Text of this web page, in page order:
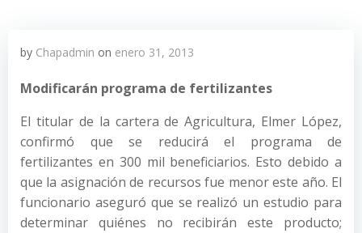
by Chapadmin on enero 31, 2013
Modificarán programa de fertilizantes
El titular de la cartera de Agricultura, Elmer López,
confirmó que se reducirá el programa de
fertilizantes en 300 mil beneficiarios. Esto debido a
que la asignación de recursos fue menor este año. El
funcionario aseguró que se realizó un estudio para
determinar quiénes no recibirán este producto;